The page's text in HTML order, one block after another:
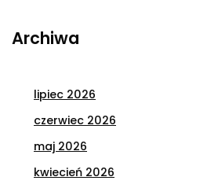
Archiwa
lipiec 2026
czerwiec 2026
maj 2026
kwiecień 2026